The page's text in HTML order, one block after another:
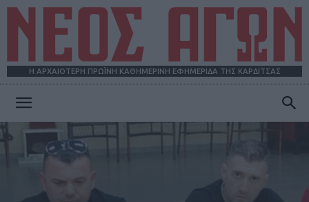
Η ΑΡΧΑΙΟΤΕΡΗ ΠΡΩΪΝΗ ΚΑΘΗΜΕΡΙΝΗ ΕΦΗΜΕΡΙΔΑ ΤΗΣ ΚΑΡΔΙΤΣΑΣ